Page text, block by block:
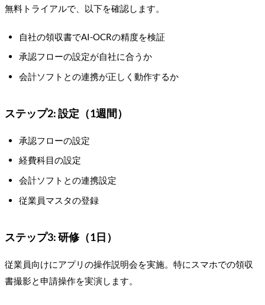
無料トライアルで、以下を確認します。
自社の領収書でAI-OCRの精度を検証
承認フローの設定が自社に合うか
会計ソフトとの連携が正しく動作するか
ステップ2: 設定（1週間）
承認フローの設定
経費科目の設定
会計ソフトとの連携設定
従業員マスタの登録
ステップ3: 研修（1日）
従業員向けにアプリの操作説明会を実施。特にスマホでの領収
書撮影と申請操作を実演します。